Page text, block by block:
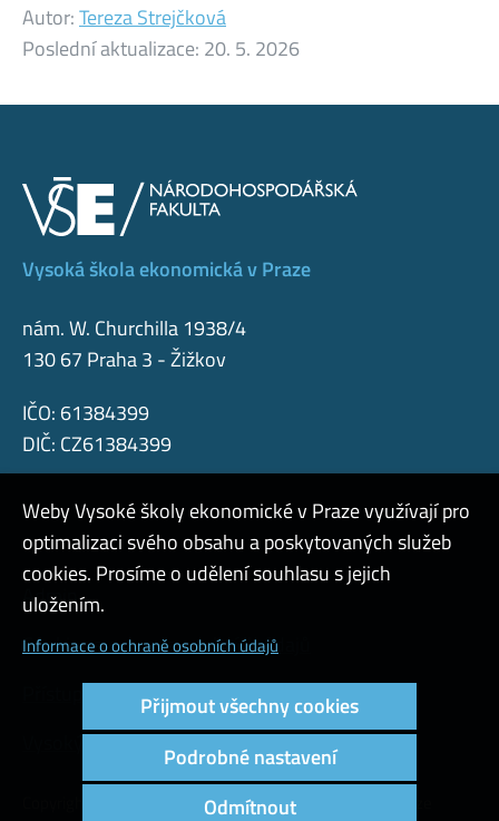
Autor:Tereza Strejčková
Poslední aktualizace: 20. 5. 2026
Vysoká škola ekonomická v Praze
nám. W. Churchilla 1938/4
130 67 Praha 3 - Žižkov
IČO: 61384399
DIČ: CZ61384399
Admin
Cookies a ochrana osobních údajů
Přístupnost webu
Vysoký kontrast
Copyright © 2000 - 2026 Vysoká škola ekonomická v Praze
Weby Vysoké školy ekonomické v Praze využívají pro
optimalizaci svého obsahu a poskytovaných služeb
cookies. Prosíme o udělení souhlasu s jejich
uložením.
Informace o ochraně osobních údajů
Přijmout všechny cookies
Podrobné nastavení
Odmítnout